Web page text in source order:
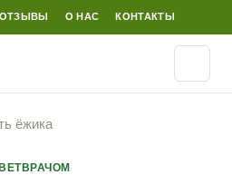
ОТЗЫВЫ О НАС КОНТАКТЫ
ёжика